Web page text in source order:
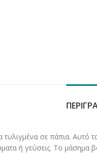
τυλιγμένα σε πάπια. Αυτό
ή γεύσεις. Το μάσημα